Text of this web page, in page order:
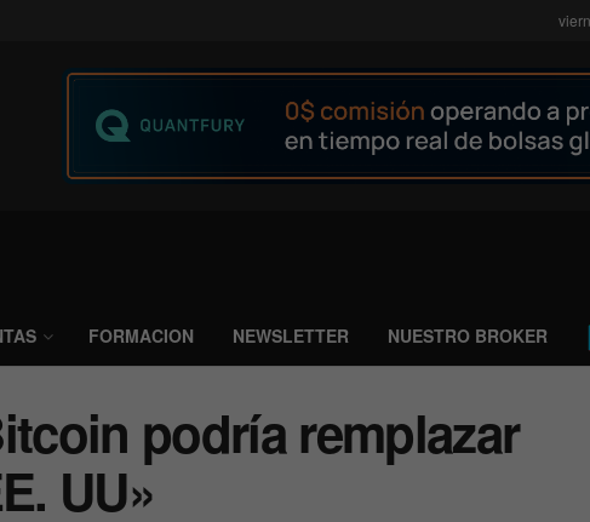
FORMACION NEWSLETTER NUESTRO BROKER
podría remplazar
UU»